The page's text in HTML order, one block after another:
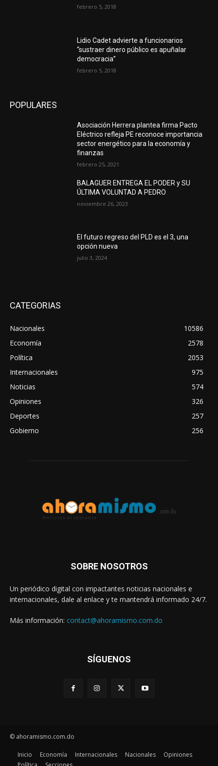
febrero 5, 2018
Lidio Cadet advierte a funcionarios
“sustraer dinero público es apuñalar
democracia”
febrero 5, 2018
POPULARES
Asociación Herrera plantea firma Pacto
Eléctrico refleja PE reconoce importancia
sector energético para la economía y
finanzas
febrero 25, 2021
BALAGUER ENTREGA EL PODER y SU
ÚLTIMA VOLUNTAD A PEDRO
noviembre 26, 2023
El futuro regreso del PLD es el 3, una
opción nueva
julio 3, 2024
CATEGORIAS
Nacionales
10586
Economía
2578
Política
2053
Internacionales
975
Noticias
574
Opiniones
326
Deportes
257
Gobierno
256
SOBRE NOSOTROS
Un periódico digital con impactantes noticias nacionales e
internacionales, dale al enlace y te mantendrá informado 24/7.
Más información: contact@ahoramismo.com.do
SÍGUENOS
© ahoramismo.com.do
Inicio Economía Internacionales Nacionales
Opiniones